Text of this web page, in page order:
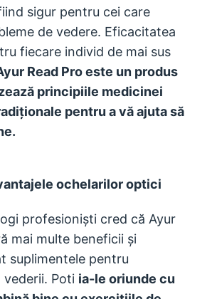
sigur pentru cei care
de vedere. Eficacitatea
fiecare individ de mai sus
Read Pro este un produs
principiile medicinei
pentru a vă ajuta să
ochelarilor optici
profesioniști cred că Ayur
mai multe beneficii și
suplimentele pentru
Poti ia-le oriunde cu